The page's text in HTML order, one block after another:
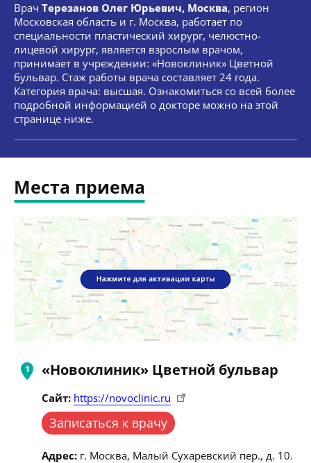
Врач Терезанов Олег Юрьевич, Москва, регион
Московская область и г. Москва, работает по
специальности пластический хирург, челюстно-
лицевой хирург, является взрослым врачом,
принимает в учреждении: «Новоклиник» Цветной
бульвар. Стаж работы врача составляет 24 года.
Категория врача: высшая. Ознакомиться со всей более
подробной информацией о докторе можно на этой
странице ниже.
Места приема
«Новоклиник» Цветной бульвар
Сайт: https://novoclinic.ru
Записаться к врачу
Адрес: г. Москва, Малый Сухаревский пер., д. 10.